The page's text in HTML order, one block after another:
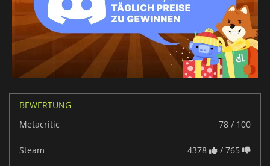
BEWERTUNG
Metacritic
78 / 100
Steam 4378 / 765